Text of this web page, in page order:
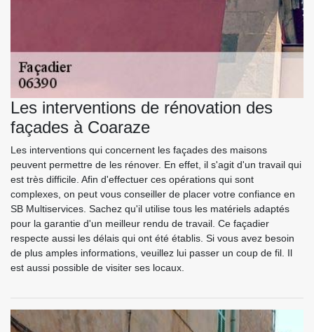
Les interventions de rénovation des
façades à Coaraze
Les interventions qui concernent les façades des maisons
peuvent permettre de les rénover. En effet, il s'agit d'un travail qui
est très difficile. Afin d'effectuer ces opérations qui sont
complexes, on peut vous conseiller de placer votre confiance en
SB Multiservices. Sachez qu'il utilise tous les matériels adaptés
pour la garantie d'un meilleur rendu de travail. Ce façadier
respecte aussi les délais qui ont été établis. Si vous avez besoin
de plus amples informations, veuillez lui passer un coup de fil. Il
est aussi possible de visiter ses locaux.